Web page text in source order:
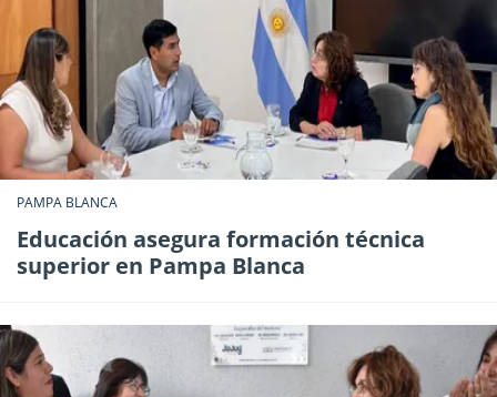
PAMPA BLANCA
Educación asegura formación técnica
superior en Pampa Blanca